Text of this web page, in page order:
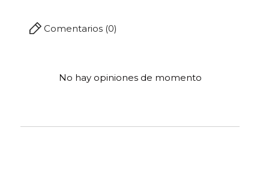
Comentarios (0)
No hay opiniones de momento